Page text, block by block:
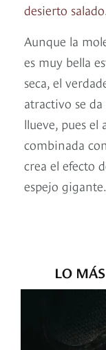
desierto salado.
Aunque la
es muy bella
seca, el
atractivo se
llueve, pues el
combinada
crea el efecto
espejo gigante.
LO